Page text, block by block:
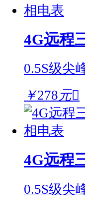
4G远程
0.5S级尖
￥278元
4G远程
0.5S级尖